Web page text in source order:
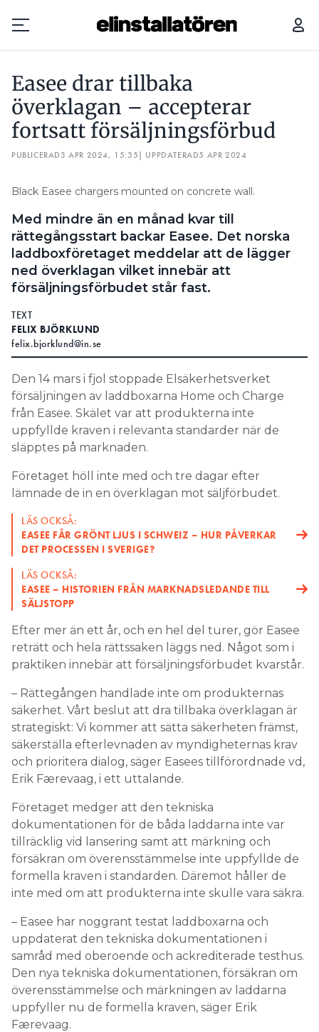
Prenumerera
Hantera prenumeration
Annonsera
Läs E-tidningen
Om tidningen
Kontakt
Personuppgifter
Search for:
SEARCH
Easee drar tillbaka
överklagan – accepterar
fortsatt försäljningsförbud
PUBLICERAD3 APR 2024, 15:35| UPPDATERAD5 APR 2024
Black Easee chargers mounted on concrete wall.
Med mindre än en månad kvar till
rättegångsstart backar Easee. Det norska
laddboxföretaget meddelar att de lägger
ned överklagan vilket innebär att
försäljningsförbudet står fast.
TEXT
FELIX BJÖRKLUND
felix.bjorklund@in.se
Den 14 mars i fjol stoppade Elsäkerhetsverket
försäljningen av laddboxarna Home och Charge
från Easee. Skälet var att produkterna inte
uppfyllde kraven i relevanta standarder när de
släpptes på marknaden.
Företaget höll inte med och tre dagar efter
lämnade de in en överklagan mot säljförbudet.
LÄS OCKSÅ:
EASEE FÅR GRÖNT LJUS I SCHWEIZ – HUR PÅVERKAR
DET PROCESSEN I SVERIGE?
LÄS OCKSÅ:
EASEE – HISTORIEN FRÅN MARKNADSLEDANDE TILL
SÄLJSTOPP
Efter mer än ett år, och en hel del turer, gör Easee
reträtt och hela rättssaken läggs ned. Något som i
praktiken innebär att försäljningsförbudet kvarstår.
– Rättegången handlade inte om produkternas
säkerhet. Vårt beslut att dra tillbaka överklagan är
strategiskt: Vi kommer att sätta säkerheten främst,
säkerställa efterlevnaden av myndigheternas krav
och prioritera dialog, säger Easees tillförordnade vd,
Erik Færevaag, i ett uttalande.
Företaget medger att den tekniska
dokumentationen för de båda laddarna inte var
tillräcklig vid lansering samt att märkning och
försäkran om överensstämmelse inte uppfyllde de
formella kraven i standarden. Däremot håller de
inte med om att produkterna inte skulle vara säkra.
– Easee har noggrant testat laddboxarna och
uppdaterat den tekniska dokumentationen i
samråd med oberoende och ackrediterade testhus.
Den nya tekniska dokumentationen, försäkran om
överensstämmelse och märkningen av laddarna
uppfyller nu de formella kraven, säger Erik
Færevaag.